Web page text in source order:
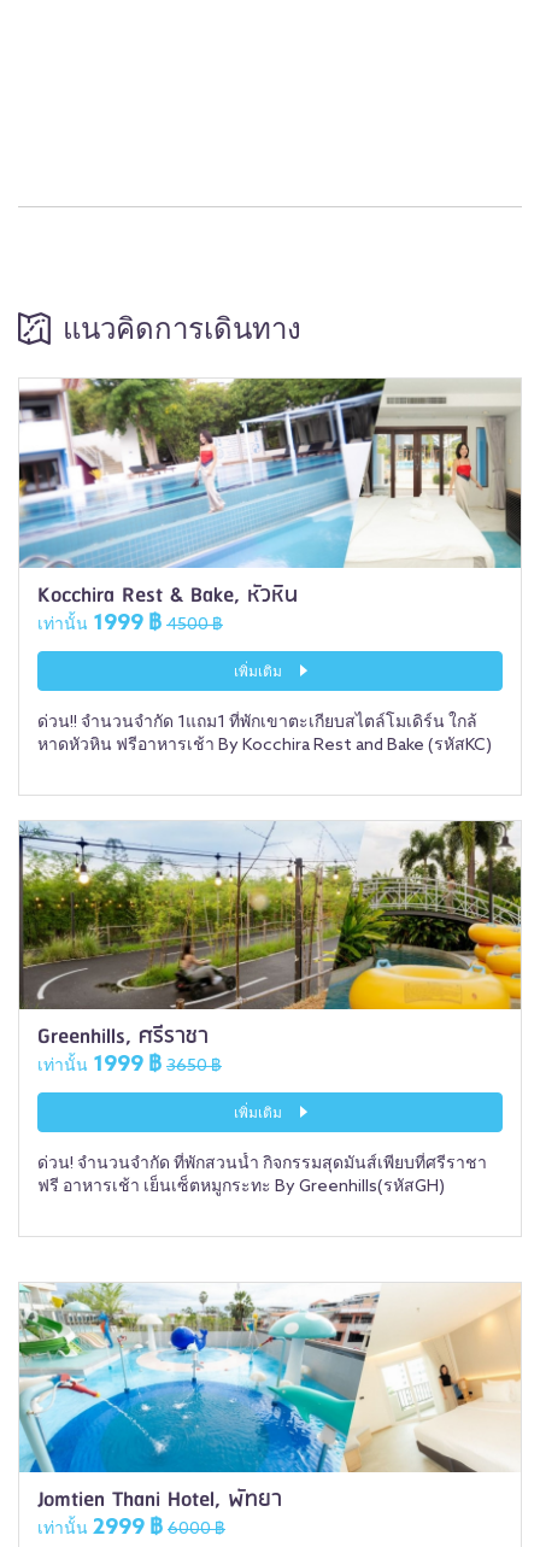
แนวคิดการเดินทาง
Kocchira Rest & Bake, หัวหิน
เท่านั้น 1999 ฿ 4500 ฿
เพิ่มเติม
ด่วน!! จำนวนจำกัด 1แถม1 ที่พักเขาตะเกียบสไตล์โมเดิร์น ใกล้
หาดหัวหิน ฟรีอาหารเช้า By Kocchira Rest and Bake (รหัสKC)
Greenhills, ศรีราชา
เท่านั้น 1999 ฿ 3650 ฿
เพิ่มเติม
ด่วน! จำนวนจำกัด ที่พักสวนน้ำ กิจกรรมสุดมันส์เพียบที่ศรีราชา
ฟรี อาหารเช้า เย็นเซ็ตหมูกระทะ By Greenhills(รหัสGH)
Jomtien Thani Hotel, พัทยา
เท่านั้น 2999 ฿ 6000 ฿